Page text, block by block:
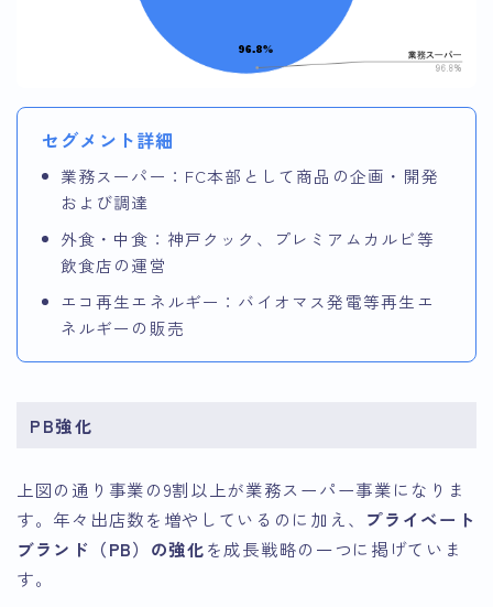
セグメント詳細
業務スーパー：FC本部として商品の企画・開発
および調達
外食・中食：神戸クック、プレミアムカルビ等
飲食店の運営
エコ再生エネルギー：バイオマス発電等再生エ
ネルギーの販売
PB強化
上図の通り事業の9割以上が業務スーパー事業になりま
す。年々出店数を増やしているのに加え、 プライベート
ブランド（PB）の強化を成長戦略の一つに掲げていま
す。